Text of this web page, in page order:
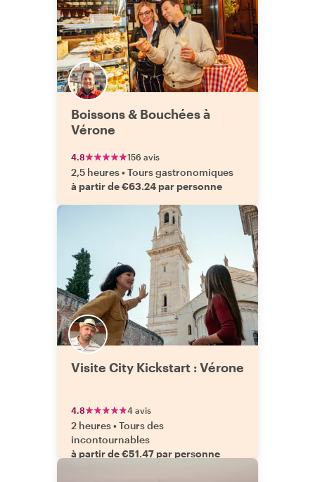
Boissons & Bouchées à
Vérone
4.8 156 avis
2,5 heures•Tours gastronomiques
à partir de €63.24 par personne
Visite City Kickstart : Vérone
4.8 4 avis
2 heures•Tours des
incontournables
à partir de €51.47 par personne